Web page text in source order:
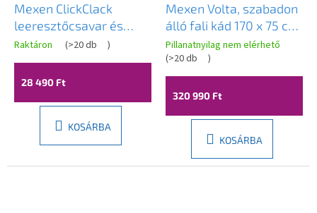
Mexen ClickClack
leeresztőcsavar és
túlfolyófedél, króm,
5100-01
Raktáron (>20 db )
28 490 Ft
KOSÁRBA
Mexen Volta, szabadon
álló fali kád 170 x 75 cm,
fehér, króm túlfolyó,
51131707500-01
Pillanatnyilag nem elérhető
(>20 db )
320 990 Ft
KOSÁRBA